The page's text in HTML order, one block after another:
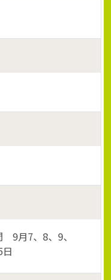
9月7、8、9、